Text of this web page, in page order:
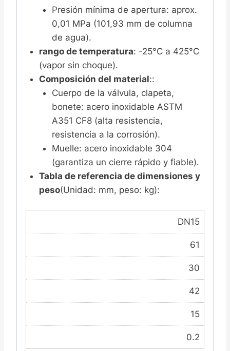
Presión mínima de apertura: aprox.
0,01 MPa (101,93 mm de columna
de agua).
rango de temperatura: -25°C a 425°C
(vapor sin choque).
Composición del material::
Cuerpo de la válvula, clapeta,
bonete: acero inoxidable ASTM
A351 CF8 (alta resistencia,
resistencia a la corrosión).
Muelle: acero inoxidable 304
(garantiza un cierre rápido y fiable).
Tabla de referencia de dimensiones y
peso(Unidad: mm, peso: kg):
DN15
61
30
42
15
0.2